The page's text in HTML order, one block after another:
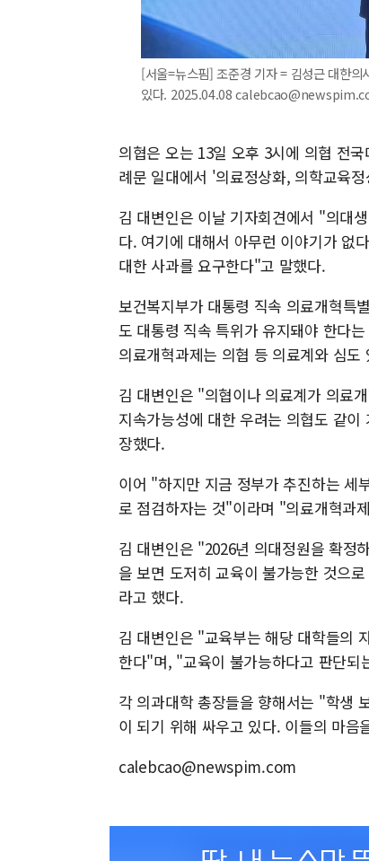
[서울=뉴스핌] 조준경 기자 = 김성근 대한
있다. 2025.04.08
의협은 오는 13일 오후 3시에 의협 전
례문 일대에서 '의료정상화, 의학교육
김 대변인은 이날 기자회견에서 "의대
다. 여기에 대해서 아무런 이야기가 없
대한 사과를 요구한다"고 말했다.
보건복지부가 대통령 직속 의료개혁특
도 대통령 직속 특위가 유지돼야 한다
의료개혁과제는 의협 등 의료계와 심
김 대변인은 "의협이나 의료계가 의료
지속가능성에 대한 우려는 의협도 같
장했다.
이어 "하지만 지금 정부가 추진하는 세
로 점검하자는 것"이라며 "의료개혁과
김 대변인은 "2026년 의대정원을 확정
을 보면 도저히 교육이 불가능한 것으
라고 했다.
김 대변인은 "교육부는 해당 대학들의
한다"며, "교육이 불가능하다고 판단되
각 의과대학 총장들을 향해서는 "학생
이 되기 위해 싸우고 있다. 이들의 마
calebcao@newspim.com